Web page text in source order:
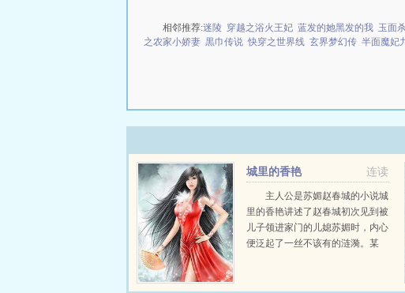
相邻推荐:迷陵 穿越之浴火王妃 蓝发的她黑发的我 玉面
之农家小娇妻 黒巾传说 快穿之世界线 玄界梦幻传 半面魔妃
连读
城里的香艳
主人公是苏媚赵春城的小说城
里的香艳讲述了赵春城初次见到被
儿子领进家门的儿媳苏媚时，内心
便泛起了一丝不该有的涟漪。某
自己，然而苏媚却在他面前主动撩